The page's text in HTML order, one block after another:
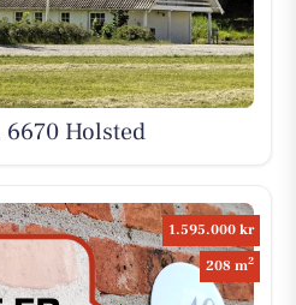
Holsted
1.595.000 kr
208 m2